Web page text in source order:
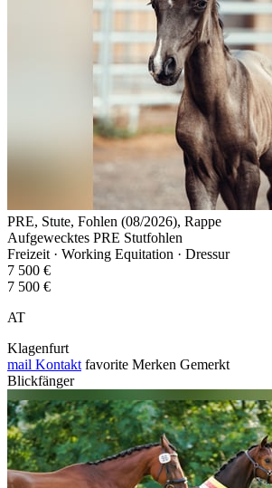
PRE, Stute, Fohlen (08/2026), Rappe
Aufgewecktes PRE Stutfohlen
Freizeit · Working Equitation · Dressur
7 500 €
7 500 €
AT
Klagenfurt
mail Kontakt favorite Merken Gemerkt
Blickfänger